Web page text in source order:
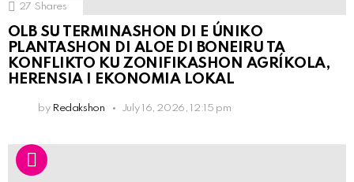
27 Shares
OLB SU TERMINASHON DI E ÚNIKO
PLANTASHON DI ALOE DI BONEIRU TA
KONFLIKTO KU ZONIFIKASHON AGRÍKOLA,
HERENSIA I EKONOMIA LOKAL
by Redakshon July 16, 2026, 12:15 pm